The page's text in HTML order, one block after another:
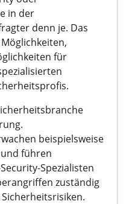
in der
denn je. Das
für
beispielsweise
führen
Spezialisten
zuständig